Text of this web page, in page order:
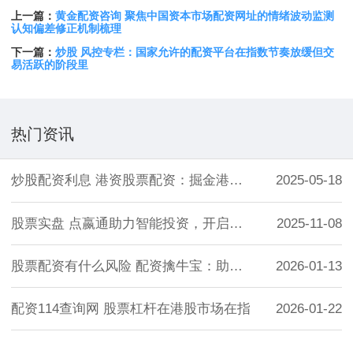
上一篇： 黄金配资咨询 聚焦中国资本市场配资网址的情绪波动监测
认知偏差修正机制梳理
下一篇： 炒股 风控专栏：国家允许的配资平台在指数节奏放缓但交
易活跃的阶段里
热门资讯
炒股配资利息 港资股票配资：掘金港股，放 2025-05-18
股票实盘 点嬴通助力智能投资，开启您的财 2025-11-08
股票配资有什么风险 配资擒牛宝：助您精准 2026-01-13
配资114查询网 股票杠杆在港股市场在指 2026-01-22